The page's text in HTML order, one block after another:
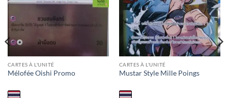
CARTES À L'UNITÉ
Mélofée Oishi Promo
CARTES À L'UNITÉ
Mustar Style Mille Poings